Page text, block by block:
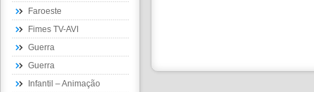
Faroeste
Fimes TV-AVI
Guerra
Guerra
Infantil – Animação